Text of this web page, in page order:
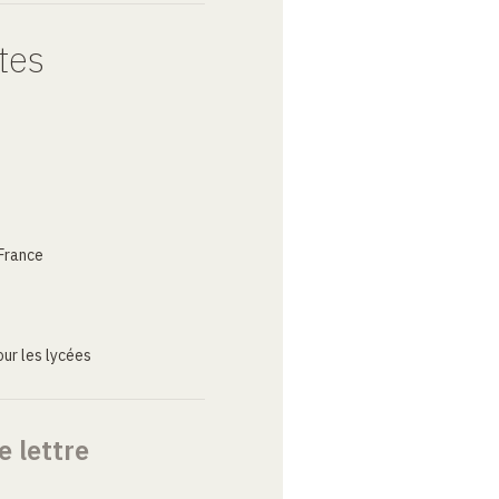
les lycées
lettre